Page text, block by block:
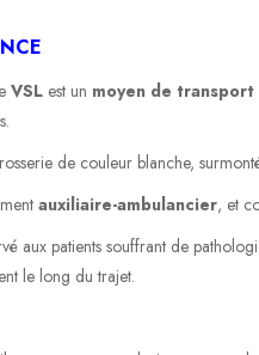
VSL est un moyen de
de couleur blanche,
auxiliaire-ambulancier, et
aux patients souffrant de
le long du trajet.